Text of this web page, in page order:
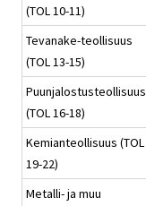
(TOL 10-11)
Tevanake-teollisuus
(TOL 13-15)
Puunjalostusteollisuus
(TOL 16-18)
Kemianteollisuus (TOL
19-22)
Metalli- ja muu